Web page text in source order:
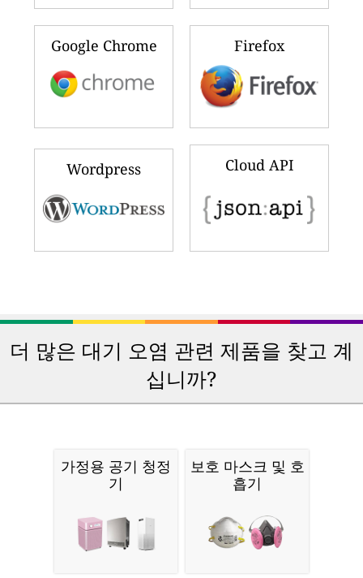
Google Chrome Firefox
Wordpress Cloud API
더 많은 대기 오염 관련 제품을 찾고 계
십니까?
가정용 공기 청정
기
보호 마스크 및 호
흡기